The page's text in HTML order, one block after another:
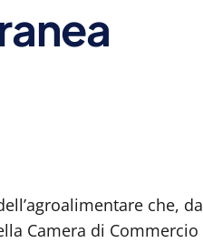
che, da
Camera di Commercio